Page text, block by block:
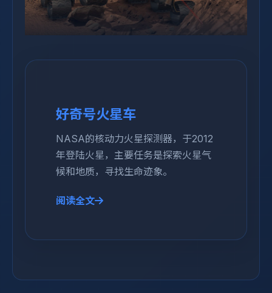
好奇号火星车
NASA的核动力火星探测器，于2012
年登陆火星，主要任务是探索火星气
候和地质，寻找生命迹象。
阅读全文